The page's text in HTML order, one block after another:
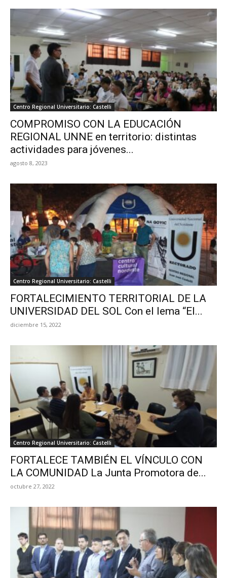
Centro Regional Universitario: Castelli
COMPROMISO CON LA EDUCACIÓN
REGIONAL UNNE en territorio: distintas
actividades para jóvenes...
agosto 8, 2023
Centro Regional Universitario: Castelli
FORTALECIMIENTO TERRITORIAL DE LA
UNIVERSIDAD DEL SOL Con el lema “El...
diciembre 15, 2022
Centro Regional Universitario: Castelli
FORTALECE TAMBIÉN EL VÍNCULO CON
LA COMUNIDAD La Junta Promotora de...
octubre 27, 2022